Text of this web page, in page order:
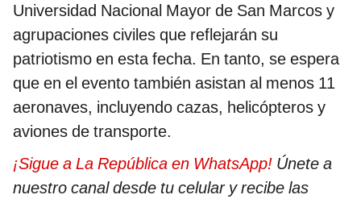
Universidad Nacional Mayor de San Marcos y
agrupaciones civiles que reflejarán su
patriotismo en esta fecha. En tanto, se espera
que en el evento también asistan al menos 11
aeronaves, incluyendo cazas, helicópteros y
aviones de transporte.
¡Sigue a La República en WhatsApp! Únete a
nuestro canal desde tu celular y recibe las